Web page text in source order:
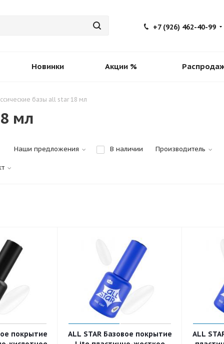
+7 (926) 462-40-99
Новинки Акции %
базы all star 18 мл
мл
Наши предложения В наличии Производитель
покрытие
ALL STAR Базовое покрытие
ALL